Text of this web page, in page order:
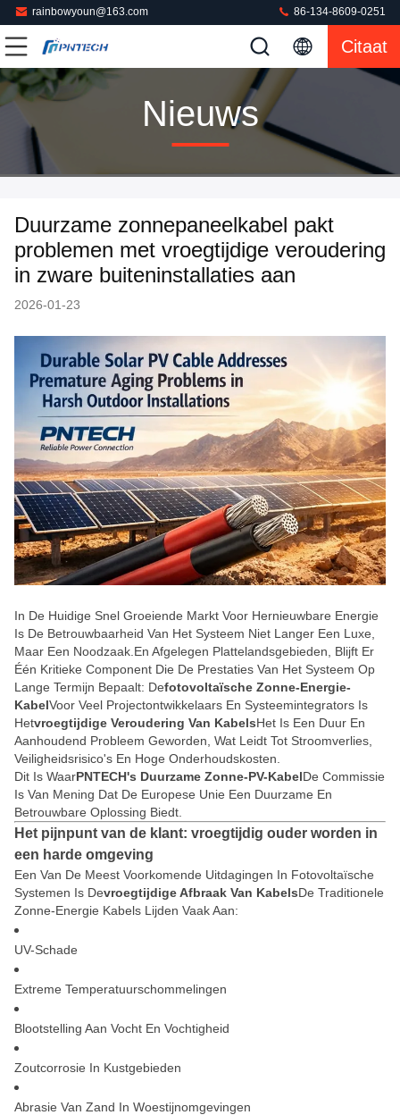
rainbowyoun@163.com 86-134-8609-0251
Citaat
Nieuws
Duurzame zonnepaneelkabel pakt
problemen met vroegtijdige veroudering
in zware buiteninstallaties aan
2026-01-23
In De Huidige Snel Groeiende Markt Voor Hernieuwbare Energie
Is De Betrouwbaarheid Van Het Systeem Niet Langer Een Luxe,
Maar Een Noodzaak.en Afgelegen Plattelandsgebieden, Blijft Er
Één Kritieke Component Die De Prestaties Van Het Systeem Op
Lange Termijn Bepaalt: DeFotovoltaïsche Zonne-Energie-
KabelVoor Veel Projectontwikkelaars En Systeemintegrators Is
HetVroegtijdige Veroudering Van KabelsHet Is Een Duur En
Aanhoudend Probleem Geworden, Wat Leidt Tot Stroomverlies,
Veiligheidsrisico's En Hoge Onderhoudskosten.
Dit Is WaarPNTECH's Duurzame Zonne-PV-KabelDe Commissie
Is Van Mening Dat De Europese Unie Een Duurzame En
Betrouwbare Oplossing Biedt.
Het pijnpunt van de klant: vroegtijdig ouder worden in
een harde omgeving
Een Van De Meest Voorkomende Uitdagingen In Fotovoltaïsche
Systemen Is DeVroegtijdige Afbraak Van KabelsDe Traditionele
Zonne-Energie Kabels Lijden Vaak Aan:
UV-Schade
Extreme Temperatuurschommelingen
Blootstelling Aan Vocht En Vochtigheid
Zoutcorrosie In Kustgebieden
Abrasie Van Zand In Woestijnomgevingen